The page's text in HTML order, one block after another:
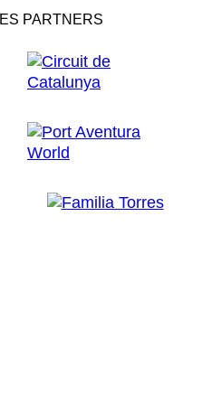
PARTNERS